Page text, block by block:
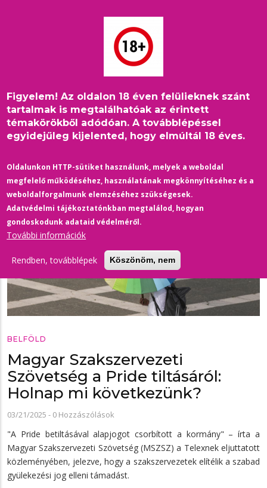
Figyelem! Az oldalon 18 éven felülieknek szánt
tartalmak is megtalálhatóak az érintett
témakörökből adódóan. A továbblépéssel
egyidejűleg kijelented, hogy elmúltál 18 éves.
Oldalunkon HTTP-sütiket használunk, melyek a weboldal
megfelelő működéséhez, használatának megkönnyítéséhez és a
weboldalforgalmunk elemzéséhez szükségesek.
Adatvédelmi tájékoztatónkban megtalálod, hogyan
gondoskodunk adataid védelméről.
További információk
Rendben, továbblépek Köszönöm, nem
Morzsa
Címlap /Belföld /
Magyar Szakszervezeti Szövetség a Pride tiltásáról: Holnap mi
következünk?
BELFÖLD
Magyar Szakszervezeti
Szövetség a Pride tiltásáról:
Holnap mi következünk?
03/21/2025 - 0 Hozzászólások
"A Pride betiltásával alapjogot csorbított a kormány" – írta a
Magyar Szakszervezeti Szövetség (MSZSZ) a Telexnek eljuttatott
közleményében, jelezve, hogy a szakszervezetek elítélik a szabad
gyülekezési jog elleni támadást.